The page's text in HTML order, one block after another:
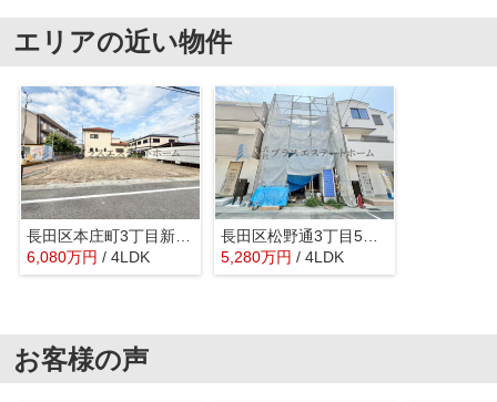
エリアの近い物件
長田区本庄町3丁目新築戸建B号地
6,080万円 / 4LDK
長田区松野通3丁目5号地 新築戸建
5,280万円 / 4LDK
お客様の声